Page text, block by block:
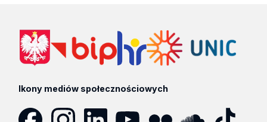
Ikony mediów społecznościowych